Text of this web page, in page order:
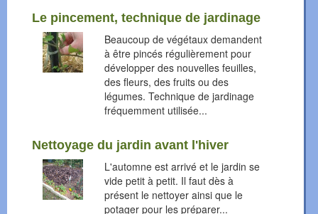
Le pincement, technique de jardinage
Beaucoup de végétaux demandent
à être pincés régulièrement pour
développer des nouvelles feuilles,
des fleurs, des fruits ou des
légumes. Technique de jardinage
fréquemment utilisée...
Nettoyage du jardin avant l'hiver
L'automne est arrivé et le jardin se
vide petit à petit. Il faut dès à
présent le nettoyer ainsi que le
potager pour les préparer...